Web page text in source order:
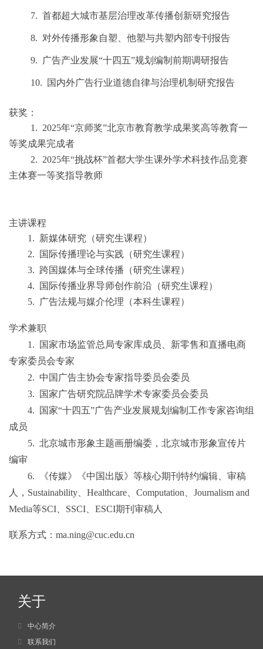
7. 首都超大城市基层治理改革传播创新研究报告
8. 对外传播形象自塑、他塑与共塑内部专刊报告
9. 广告产业发展“十四五”规划编制前期调研报告
10. 国内外广告行业道德自律与治理机制研究报告
获奖：
1. 2025年“京师奖”北京市教育教学成果奖高等教育一
等奖成果完成者
2. 2025年“挑战杯”⾸都⼤学⽣课外学术科技作品竞赛
主体赛一等奖指导教师
主讲课程
1. 新媒体研究（研究生课程）
2.
国际传播理论与实践（研究生课程）
3. 跨国媒体与全球传播（研究生课程）
4.
国际传播业界导师创作前沿（研究生课程）
5.
广告法规与媒介伦理（本科生课程）
学术兼职
1.
国家市场监管总局专家库成员、新零售和直播电商
专家委员会专家
2. 中国广告主协会专家指导委员会委员
3.
国家广告研究院品牌学术专家委员会委员
4.
国家“十四五”广告产业发展规划编制工作专家咨询组
成员
5. 北京城市形象主题画册编委，北京城市形象宣传片
编审
6.
《传媒》《中国出版》等核心期刊特约编辑、审稿
人， Sustainability Healthcare Computation
Journalism and
Media等SCI SSCI ESCI期刊审稿人
联系方式： ma.ning@cuc.edu.cn
关于
中心简介
联系我们